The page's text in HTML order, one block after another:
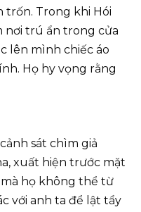
trốn. Trong khi Hói
trú ẩn trong cửa
lên mình chiếc áo
Họ hy vọng rằng
sát chìm giả
xuất hiện trước mặt
mà họ không thể từ
với anh ta để lật tẩy